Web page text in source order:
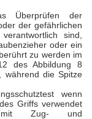
Überprüfen der
der gefährlichen
sind,
oder ein
zu werden im
des Abbildung 8
während die Spitze
wenn
Griffs verwendet
mit Zug- und